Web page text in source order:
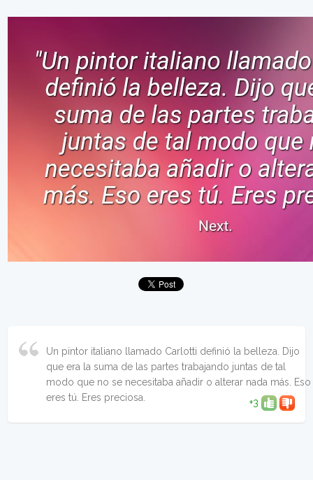
Un pintor italiano llamado Carlotti definió la belleza. Dijo
que era la suma de las partes trabajando juntas de tal
modo que no se necesitaba añadir o alterar nada más. Eso
eres tú. Eres preciosa.
+3